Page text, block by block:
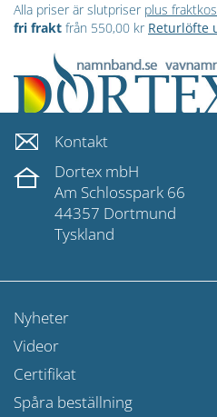
Alla priser är slutpriser plus
fri frakt från 550,00 kr Returlöfte
Kontakt
Dortex mbH
Am Schlosspark 66
44357 Dortmund
Tyskland
Nyheter
Videor
Certifikat
Spåra beställning